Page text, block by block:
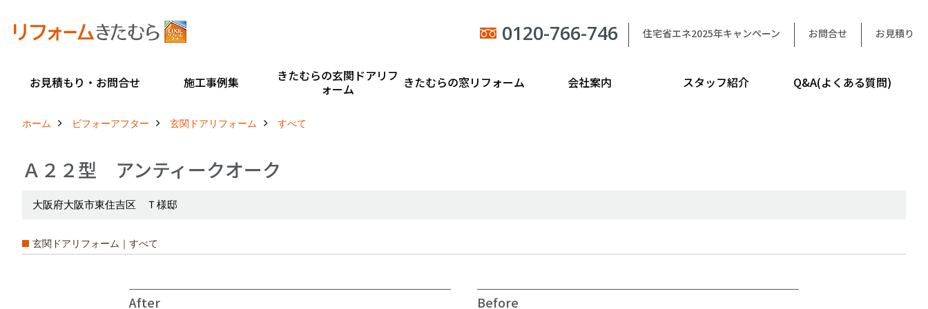
0120-766-746 住宅省エネ2025年キャンペーン お問合せ お見積り
お見積もり・お問合せ 施工事例集
きたむらの玄関ドアリフ
ォーム
きたむらの窓リフォーム 会社案内 スタッフ紹介 Q&A(よくある質問)
ホーム ビフォーアフター 玄関ドアリフォーム すべて
Ａ２２型 アンティークオーク
大阪府大阪市東住吉区 Ｔ様邸
玄関ドアリフォーム｜すべて
After Before